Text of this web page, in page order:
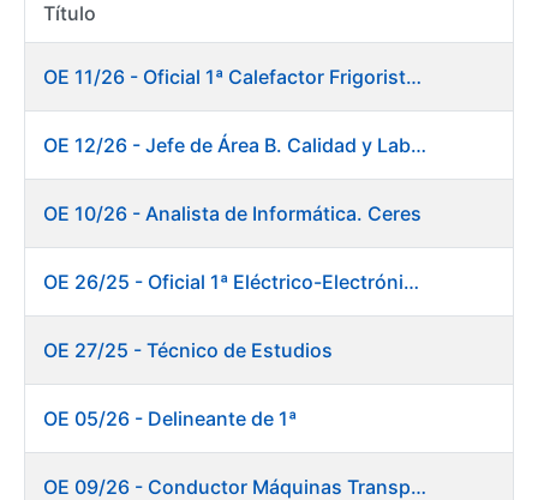
Mostrar/Ocultar
Mostrar/Ocultar
Mostrar/Ocultar
Título
OE 11/26 - Oficial 1ª Calefactor Frigorista. Fábrica de Papel
OE 12/26 - Jefe de Área B. Calidad y Laboratorio
OE 10/26 - Analista de Informática. Ceres
OE 26/25 - Oficial 1ª Eléctrico-Electrónico. Fábrica de Papel
OE 27/25 - Técnico de Estudios
OE 05/26 - Delineante de 1ª
OE 09/26 - Conductor Máquinas Transportadoras Elevadoras. Fábrica de Papel